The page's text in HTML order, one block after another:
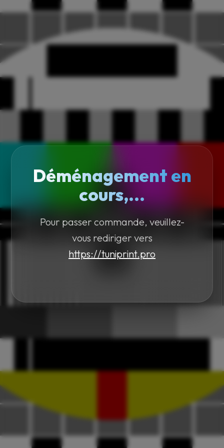
Déménagement en
cours,...
Pour passer commande, veuillez-
vous rediriger vers
https://tuniprint.pro